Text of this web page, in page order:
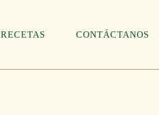
RECETAS CONTÁCTANOS